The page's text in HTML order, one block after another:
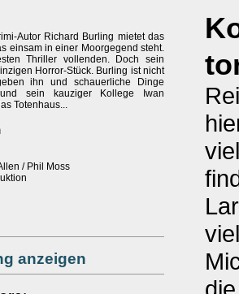
Autor Richard Burling mietet das
einsam in einer Moorgegend steht.
Thriller vollenden. Doch sein
Horror-Stück. Burling ist nicht
ihn und schauerliche Dinge
sein kauziger Kollege Iwan
Totenhaus...
/ Phil Moss
anzeigen